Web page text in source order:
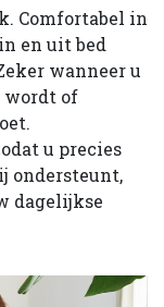
Comfortabel in
en uit bed
wanneer u
wordt of
u precies
ondersteunt,
dagelijkse